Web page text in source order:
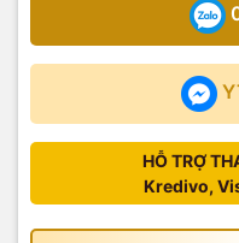
HỖ TRỢ
Kredivo,